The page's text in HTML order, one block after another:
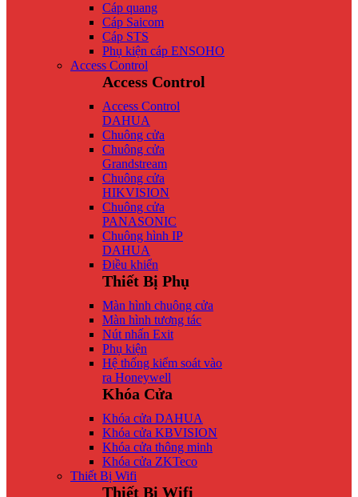
Cáp quang
Cáp Saicom
Cáp STS
Phụ kiện cáp ENSOHO
Access Control
Access Control
Access Control
DAHUA
Chuông cửa
Chuông cửa
Grandstream
Chuông cửa
HIKVISION
Chuông cửa
PANASONIC
Chuông hình IP
DAHUA
Điều khiển
Thiết Bị Phụ
Màn hình chuông cửa
Màn hình tương tác
Nút nhấn Exit
Phụ kiện
Hệ thống kiểm soát vào
ra Honeywell
Khóa Cửa
Khóa cửa DAHUA
Khóa cửa KBVISION
Khóa cửa thông minh
Khóa cửa ZKTeco
Thiết Bị Wifi
Thiết Bị Wifi